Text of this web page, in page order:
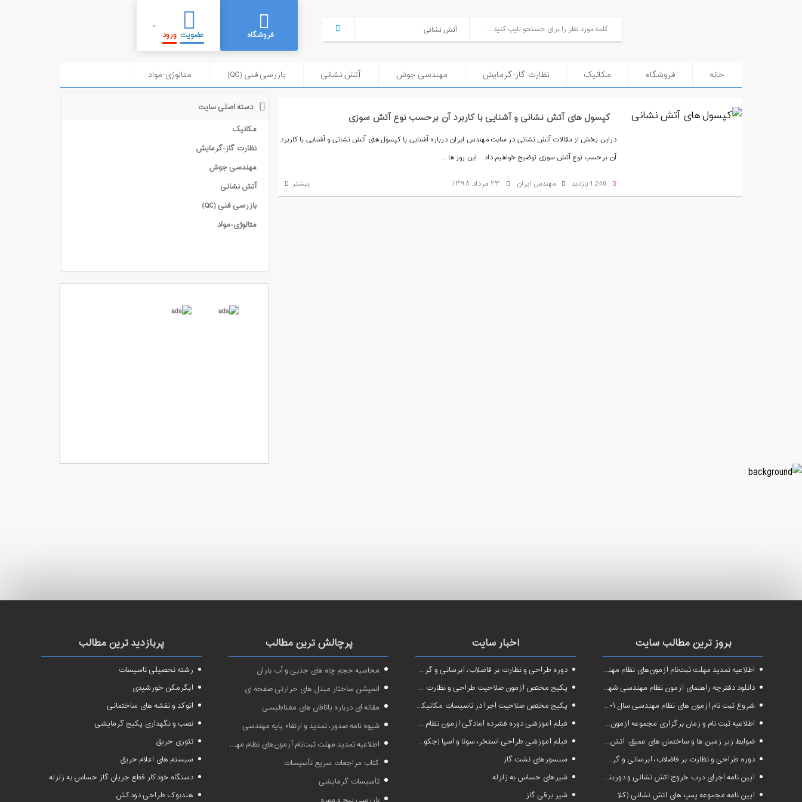
فروشگاه عضویت - ورود
خانه فروشگاه مکانیک نظارت گاز-گرمایش مهندسی جوش آتش نشانی بازرسی فنی (QC) متالوژی-مواد
کپسول های آتش نشانی و آشنایی با کاربرد آن برحسب نوع آتش سوزی
دراین بخش از مقالات آتش نشانی در سایت مهندس ایران درباره آشنایی با کپسول های آتش نشانی و آشنایی با کاربرد
آن برحسب نوع آتش سوزی توضیح خواهیم داد. این روز ها ...
1,240 بازدید مهندس ایران ۲۳ مرداد ۱۳۹۸ بیشتر
دسته اصلی سایت
مکانیک
نظارت گاز-گرمایش
مهندسی جوش
آتش نشانی
بازرسی فنی (QC)
متالوژی-مواد
بروز ترین مطالب سایت
اطلاعیه تمدید مهلت ثبت‌نام آزمون‌های نظام مهندسی سال ۱۴۰۱
دانلود دفترچه راهنمای آزمون نظام مهندسی شهریور ۱۴۰۱
شروع ثبت نام آزمون های نظام مهندسی سال ۱۴۰۱
اطلاعیه ثبت نام و زمان برگزاری مجموعه آزمون‌های نظام مهندسی ساختمان سال ۱۴۰۱
ضوابط زیر زمین ها و ساختمان های عمیق- آتش نشانی البرز
دوره طراحی و نظارت بر فاضلاب، آبرسانی و گرمایش رادیاتور
آیین نامه اجرای درب خروج آتش نشانی و دوربند+فایلpdf
آیین نامه مجموعه پمپ های آتش نشانی (کلاسS1 و S2 )
اخبار سایت
دوره طراحی و نظارت بر فاضلاب، آبرسانی و گرمایش رادیاتور
پکیج مختص آزمون صلاحیت طراحی و نظارت در تاسیسات مکانیکی
پکیج مختص صلاحیت اجرا در تاسیسات مکانیکی
فیلم آموزشی دوره فشرده آمادگی آزمون نظام مهندسی در رشته طراحی و نظارت تاسیسات مکانیکی ساختمان
فیلم آموزشی طراحی استخر، سونا و اسپا (جکوزی)
سنسورهای نشت گاز
شیرهای حساس به زلزله
شیر برقی گاز
پرچالش ترین مطالب
محاسبه حجم چاه های جذبی و آب باران
انمیشن ساختار مبدل های حرارتی صفحه ای
مقاله ای درباره یاتاقان های مغناطیسی
شیوه نامه صدور، تمدید و ارتقاء پایه مهندسی
اطلاعیه تمدید مهلت ثبت‌نام آزمون‌های نظام مهندسی سال ۱۴۰۱
کتاب مراجعات سریع تأسیسات
تأسیسات گرمایشی
پربازدید ترین مطالب
رشته تحصیلی تاسیسات
آبگرمکن خورشیدی
اتوکد و نقشه های ساختمانی
نصب و نگهداری پکیج گرمایشی
تئوری حریق
سیستم های اعلام حریق
دستگاه خودکار قطع جریان گاز حساس به زلزله
هندبوک طراحی دودکش